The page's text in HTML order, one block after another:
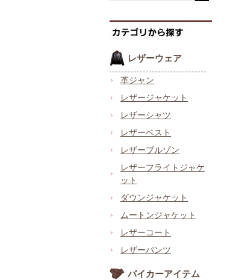
レザーウェア
革ジャン
レザージャケット
レザーシャツ
レザーベスト
レザーブルゾン
レザーフライトジャケ
ット
ダウンジャケット
ムートンジャケット
レザーコート
レザーパンツ
バイカーアイテム